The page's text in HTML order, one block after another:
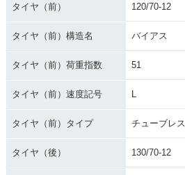
タイヤ（前） 120/70-12
タイヤ（前）構造名 バイアス
タイヤ（前）荷重指数 51
タイヤ（前）速度記号 L
タイヤ（前）タイプ チューブレス
タイヤ（後） 130/70-12